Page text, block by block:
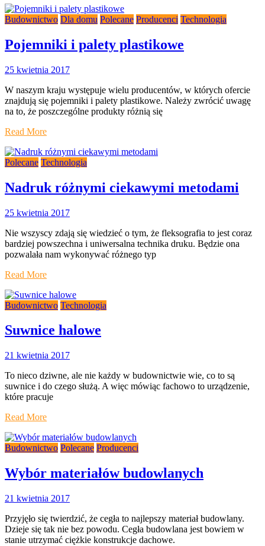
Budownictwo Dla domu Polecane Producenci Technologia
Pojemniki i palety plastikowe
25 kwietnia 2017
W naszym kraju występuje wielu producentów, w których ofercie
znajdują się pojemniki i palety plastikowe. Należy zwrócić uwagę
na to, że poszczególne produkty różnią się
Read More
Polecane Technologia
Nadruk różnymi ciekawymi metodami
25 kwietnia 2017
Nie wszyscy zdają się wiedzieć o tym, że fleksografia to jest coraz
bardziej powszechna i uniwersalna technika druku. Będzie ona
pozwalała nam wykonywać różnego typ
Read More
Budownictwo Technologia
Suwnice halowe
21 kwietnia 2017
To nieco dziwne, ale nie każdy w budownictwie wie, co to są
suwnice i do czego służą. A więc mówiąc fachowo to urządzenie,
które pracuje
Read More
Budownictwo Polecane Producenci
Wybór materiałów budowlanych
21 kwietnia 2017
Przyjęło się twierdzić, że cegła to najlepszy materiał budowlany.
Dzieje się tak nie bez powodu. Cegła budowlana jest bowiem w
stanie utrzymać ciężkie konstrukcje dachowe.